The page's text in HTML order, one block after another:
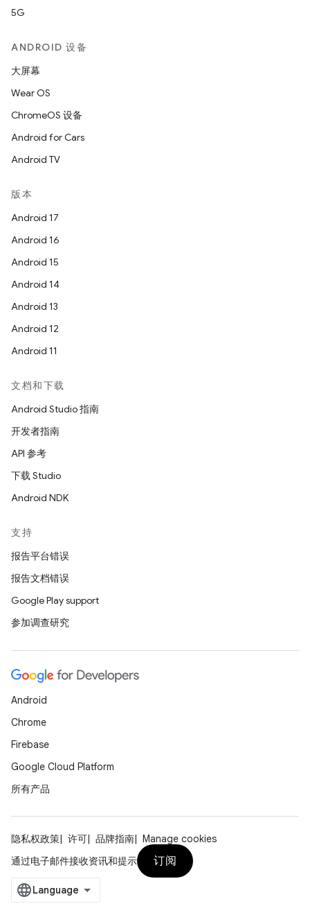
5G
ANDROID 设备
大屏幕
Wear OS
ChromeOS 设备
Android for Cars
Android TV
版本
Android 17
Android 16
Android 15
Android 14
Android 13
Android 12
Android 11
文档和下载
Android Studio 指南
开发者指南
API 参考
下载 Studio
Android NDK
支持
报告平台错误
报告文档错误
Google Play support
参加调查研究
Android
Chrome
Firebase
Google Cloud Platform
所有产品
隐私权政策 许可 品牌指南
Manage cookies
通过电子邮件接收资讯和提示
订阅